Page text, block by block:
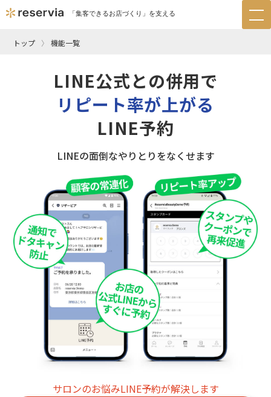
「集客できるお店づくり」を支える
トップ 機能一覧
LINE公式との併用で
リピート率が上がる
LINE予約
LINEの面倒なやりとりをなくせます
サロンのお悩みLINE予約が解決します